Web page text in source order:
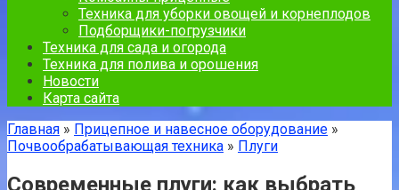
Техника для уборки овощей и корнеплодов
Подборщики-погрузчики
Техника для сада и огорода
Техника для полива и орошения
Новости
Карта сайта
Главная » Прицепное и навесное оборудование »
Почвообрабатывающая техника » Плуги
Современные плуги: как выбрать